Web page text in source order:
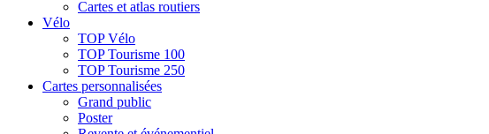
Cartes et atlas routiers
Vélo
TOP Vélo
TOP Tourisme 100
TOP Tourisme 250
Cartes personnalisées
Grand public
Poster